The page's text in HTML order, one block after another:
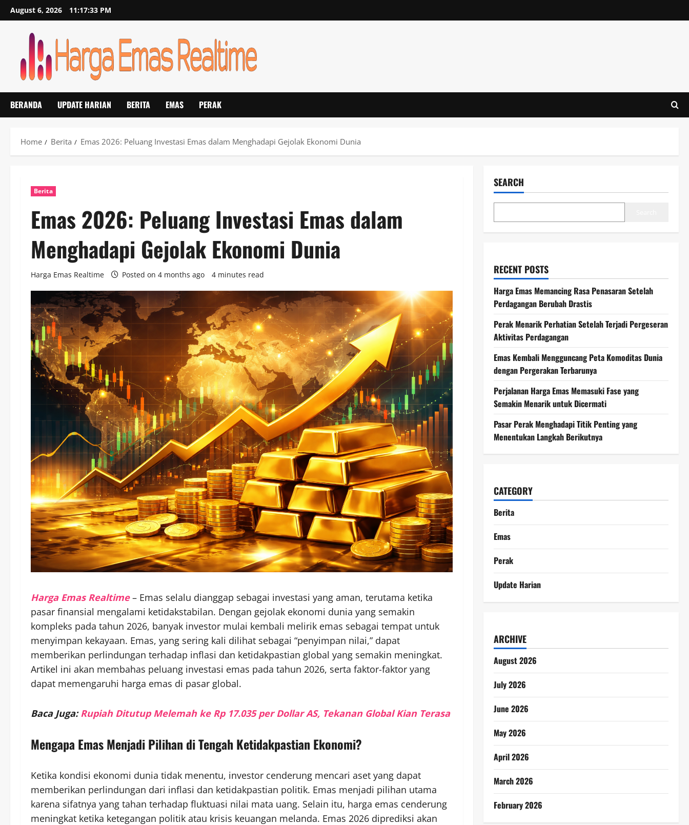
Skip
to
August 6, 2026 11:17:33 PM
BERANDA UPDATE HARIAN BERITA EMAS PERAK
Home Berita Emas 2026: Peluang Investasi Emas dalam Menghadapi Gejolak Ekonomi Dunia
Berita
Emas 2026: Peluang Investasi Emas dalam
Menghadapi Gejolak Ekonomi Dunia
Harga Emas Realtime Posted on 4 months ago 4 minutes read
Harga Emas Realtime– Emas selalu dianggap sebagai investasi yang aman, terutama ketika
pasar finansial mengalami ketidakstabilan. Dengan gejolak ekonomi dunia yang semakin
kompleks pada tahun 2026, banyak investor mulai kembali melirik emas sebagai tempat untuk
menyimpan kekayaan. Emas, yang sering kali dilihat sebagai “penyimpan nilai,” dapat
memberikan perlindungan terhadap inflasi dan ketidakpastian global yang semakin meningkat.
Artikel ini akan membahas peluang investasi emas pada tahun 2026, serta faktor-faktor yang
dapat memengaruhi harga emas di pasar global.
Baca Juga: Rupiah Ditutup Melemah ke Rp 17.035 per Dollar AS, Tekanan Global Kian Terasa
Mengapa Emas Menjadi Pilihan di Tengah Ketidakpastian Ekonomi?
Ketika kondisi ekonomi dunia tidak menentu, investor cenderung mencari aset yang dapat
memberikan perlindungan dari inflasi dan ketidakpastian politik. Emas menjadi pilihan utama
karena sifatnya yang tahan terhadap fluktuasi nilai mata uang. Selain itu, harga emas cenderung
meningkat ketika ketegangan politik atau krisis keuangan melanda. Emas 2026 diprediksi akan
SEARCH
RECENT POSTS
Harga Emas Memancing Rasa Penasaran Setelah
Perdagangan Berubah Drastis
Perak Menarik Perhatian Setelah Terjadi Pergeseran
Aktivitas Perdagangan
Emas Kembali Mengguncang Peta Komoditas Dunia
dengan Pergerakan Terbarunya
Perjalanan Harga Emas Memasuki Fase yang
Semakin Menarik untuk Dicermati
Pasar Perak Menghadapi Titik Penting yang
Menentukan Langkah Berikutnya
CATEGORY
Berita
Emas
Perak
Update Harian
ARCHIVE
August 2026
July 2026
June 2026
May 2026
April 2026
March 2026
February 2026